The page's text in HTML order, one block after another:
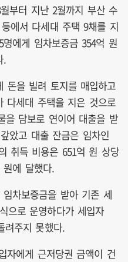
부터 지난 2월까지 부산 수
에서 다세대 주택 9채를 지
에게 임차보증금 354억 원
.
돈을 빌려 토지를 매입하고
다세대 주택을 지은 것으로
을 담보로 연이어 대출을 받
았고 대출 잔금은 임차인
취득 비용은 651억 원 상당
에 달했다.
차보증금을 받아 기존 세
으로 운영하다가 세입자
려주지 못했다.
자에게 근저당권 금액이 건